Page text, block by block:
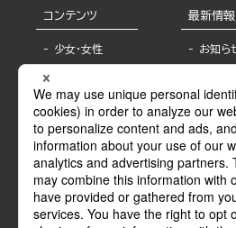
コンテンツ
少女・女性
BL
ライトノベル
青年・一般
グラビア・写真
モーター誌
最新情報
お知ら
報
書店様
海外ラ
公式
ント
作家一